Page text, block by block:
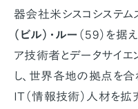
器会社米シスコシステム
（ビル）・ルー （59）を据
ア技術者とデータサイエ
し、世界各地の拠点を
IT（情報技術）人材を